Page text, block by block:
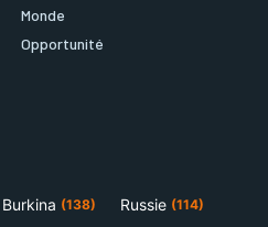
Monde
Opportunité
Burkina (138) Russie (114)